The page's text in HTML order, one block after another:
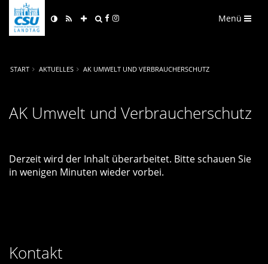
Menü
START AKTUELLES AK UMWELT UND VERBRAUCHERSCHUTZ
AK Umwelt und Verbraucherschutz
Derzeit wird der Inhalt überarbeitet. Bitte schauen Sie
in wenigen Minuten wieder vorbei.
Kontakt